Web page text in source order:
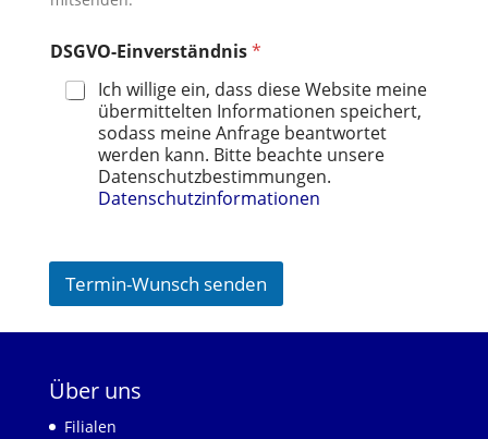
DSGVO-Einverständnis*
Ich willige ein, dass diese Website meine
übermittelten Informationen speichert,
sodass meine Anfrage beantwortet
werden kann. Bitte beachte unsere
Datenschutzbestimmungen.
Datenschutzinformationen
Termin-Wunsch senden
Über uns
Filialen